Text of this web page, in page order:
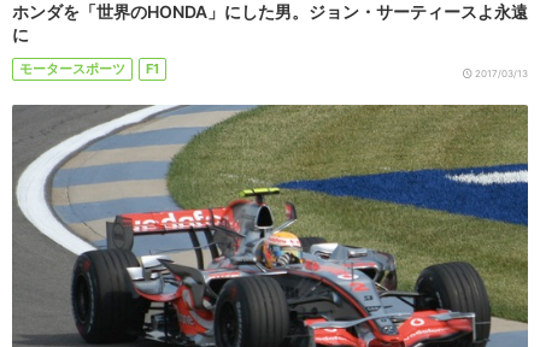
ホンダを「世界のHONDA」にした男。ジョン・サーティースよ永遠
に
モータースポーツ F1 2017/03/13